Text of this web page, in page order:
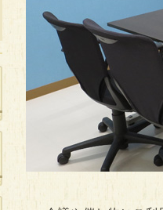
時間：09:00～18:00 時